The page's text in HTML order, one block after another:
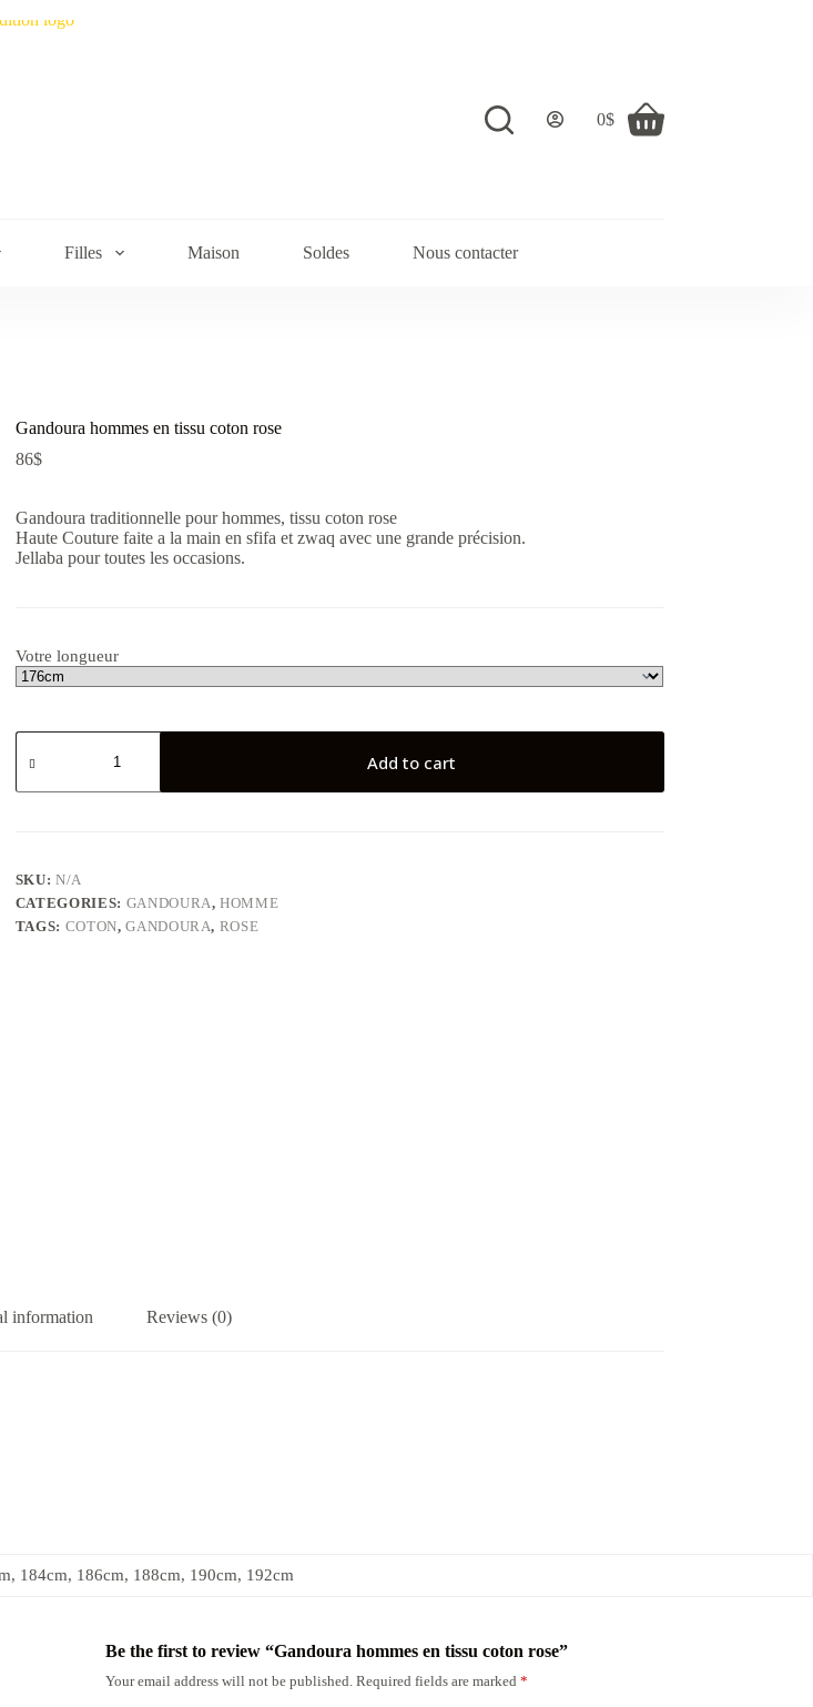
Shopping
0$
Filles Maison Soldes Nous contacter
Gandoura hommes en tissu coton rose
86$
Gandoura traditionnelle pour hommes, tissu coton rose
Haute Couture faite a la main en sfifa et zwaq avec une grande précision.
Jellaba pour toutes les occasions.
Votre longueur
Gandoura
hommes
tissu
Add to cart
SKU:N/A
CATEGORIES: GANDOURA,HOMME
TAGS: COTON,GANDOURA, ROSE
information Reviews (0)
184cm, 186cm, 188cm, 190cm, 192cm
Be the first to review “Gandoura hommes en tissu coton rose”
Your email address will not be published. Required fields are marked *